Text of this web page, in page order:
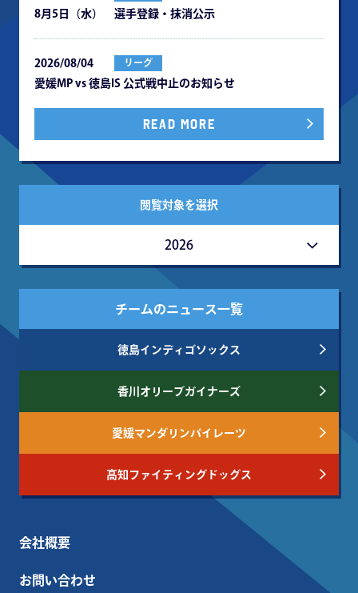
8月5日（水） 選手登録・抹消公示
2026/08/04 リーグ
愛媛MP vs 徳島IS 公式戦中⽌のお知らせ
READ MORE
閲覧対象を選択
2026
チームのニュース一覧
徳島インディゴソックス
香川オリーブガイナーズ
愛媛マンダリンパイレーツ
高知ファイティングドッグス
会社概要
お問い合わせ